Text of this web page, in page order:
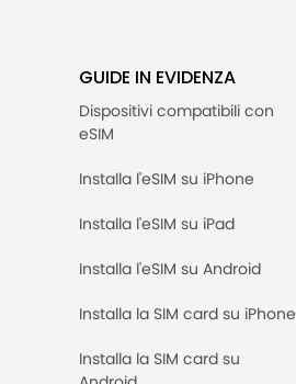
GUIDE IN EVIDENZA
Dispositivi compatibili con
eSIM
Installa l'eSIM su iPhone
Installa l'eSIM su iPad
Installa l'eSIM su Android
Installa la SIM card su iPhone
Installa la SIM card su